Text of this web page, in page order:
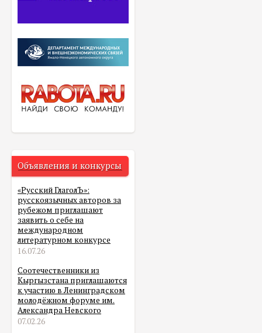
Объявления и конкурсы
«Русский ГлаголЪ»:
русскоязычных авторов за
рубежом приглашают
заявить о себе на
международном
литературном конкурсе
16.07.26
Соотечественники из
Кыргызстана приглашаются
к участию в Ленинградском
молодёжном форуме им.
Александра Невского
07.02.26